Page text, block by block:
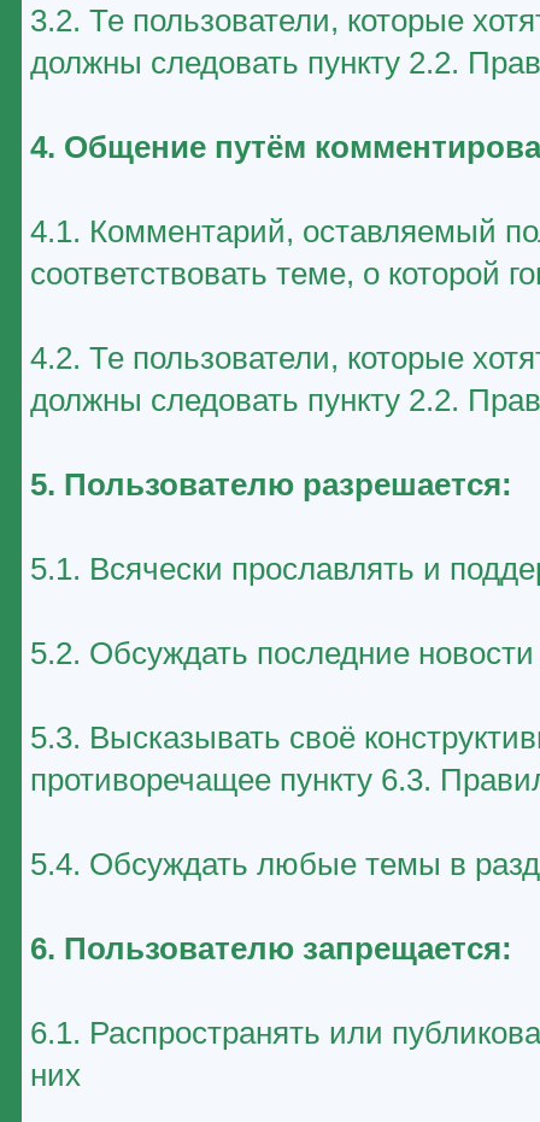
3.2. Те пользователи, которые
должны следовать пункту 2.2.
4. Общение путём
4.1. Комментарий, оставляемый
соответствовать теме, о которой
4.2. Те пользователи, которые
должны следовать пункту 2.2.
5. Пользователю разрешается:
5.1. Всячески прославлять и
5.2. Обсуждать последние
5.3. Высказывать своё
противоречащее пункту 6.3.
5.4. Обсуждать любые темы в
6. Пользователю запрещается:
6.1. Распространять или
них